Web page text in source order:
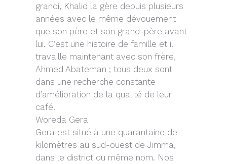
grandi, Khalid la gère depuis plusieurs
années avec le même dévouement
que son père et son grand-père avant
lui. C’est une histoire de famille et il
travaille maintenant avec son frère,
Ahmed Abateman ; tous deux sont
dans une recherche constante
d’amélioration de la qualité de leur
café.
Woreda Gera
Gera est situé à une quarantaine de
kilomètres au sud-ouest de Jimma,
dans le district du même nom. Nos